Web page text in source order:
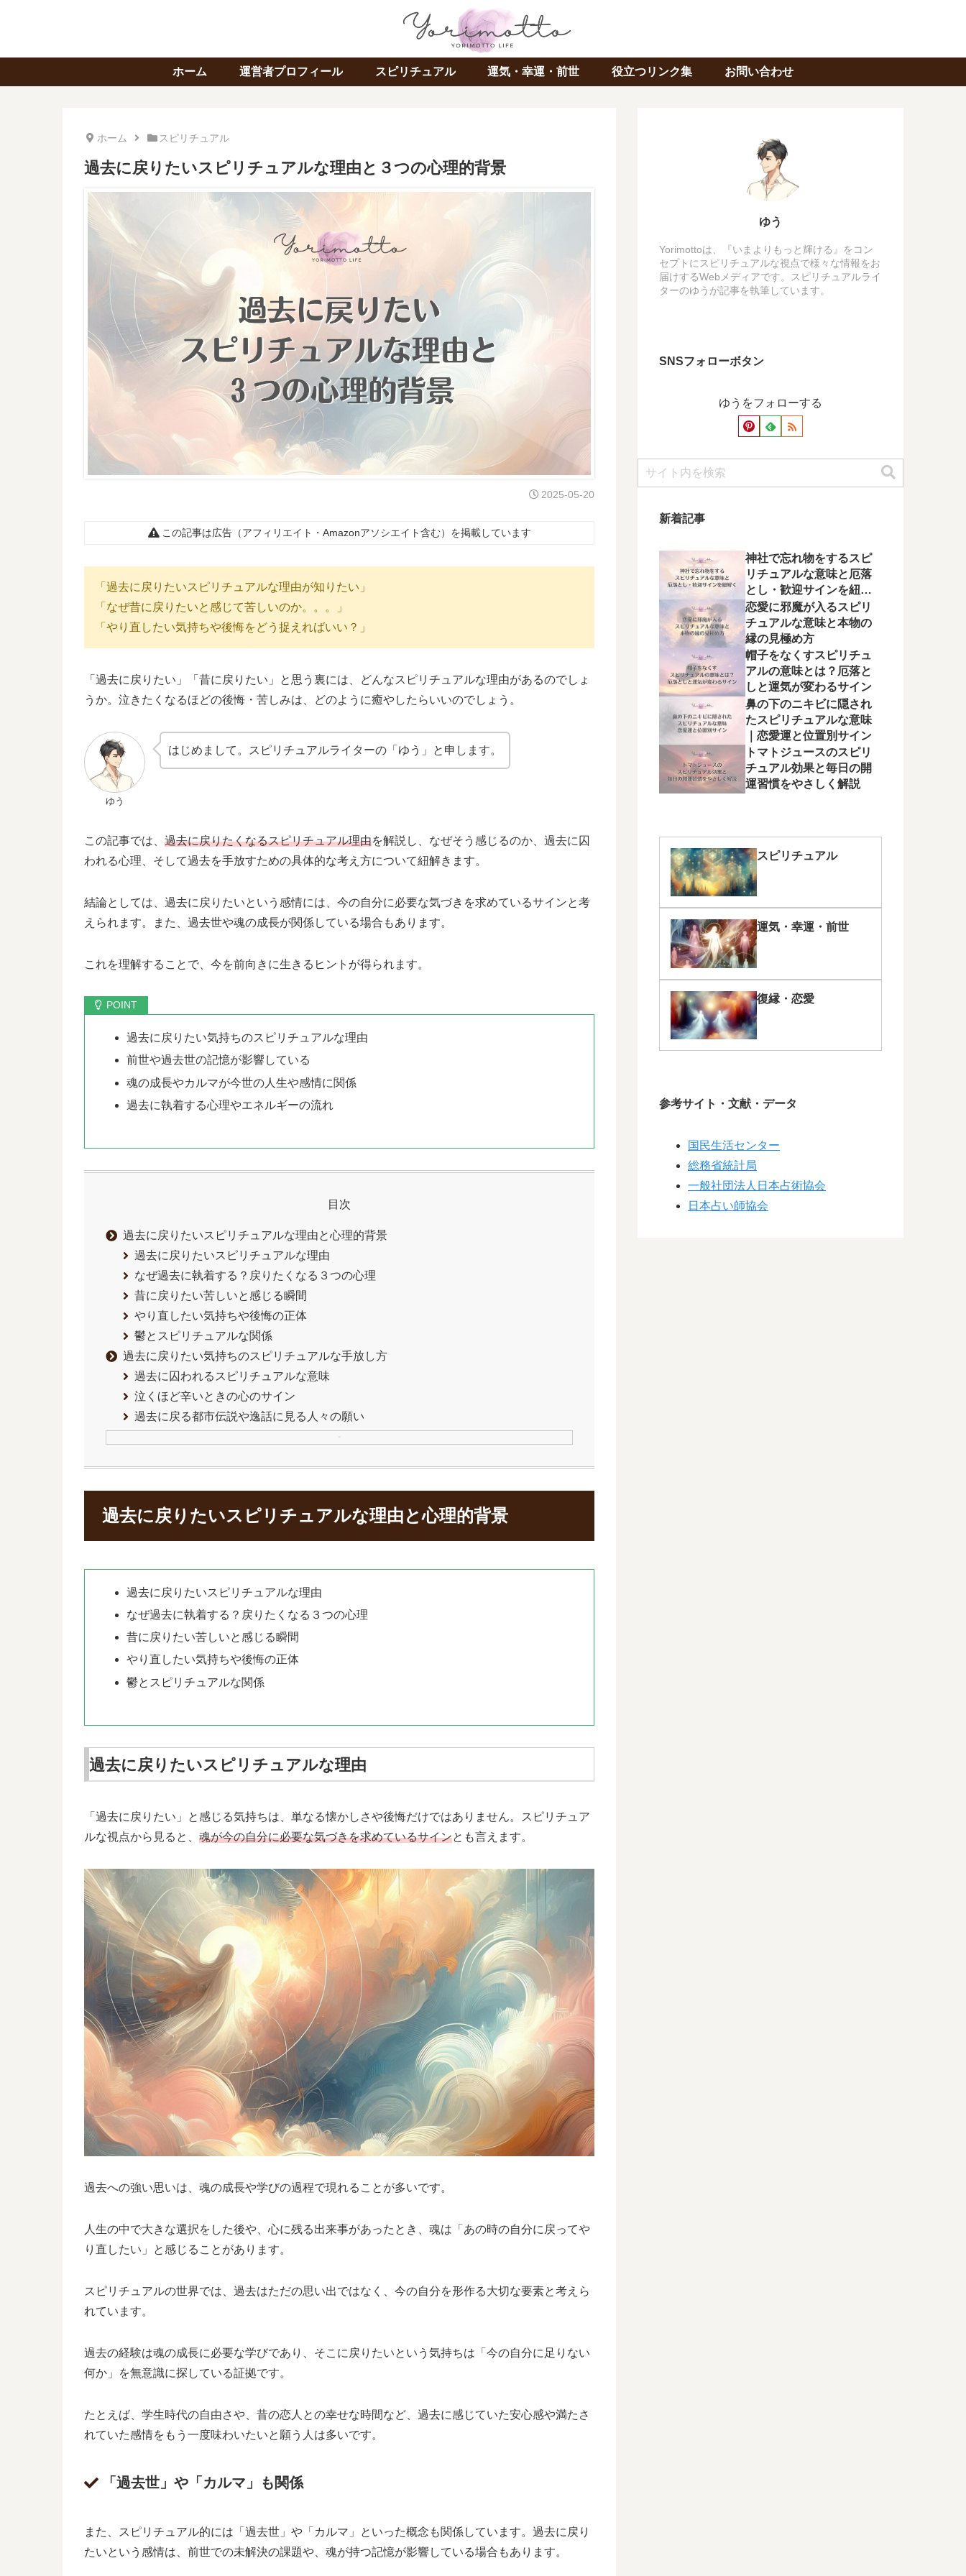
ホーム 運営者プロフィール スピリチュアル 運気・幸運・前世 役立つリンク集 お問い合わせ
ホーム スピリチュアル
過去に戻りたいスピリチュアルな理由と３つの心理的背景
2025-05-20
この記事は広告（アフィリエイト・Amazonアソシエイト含む）を掲載しています
「過去に戻りたいスピリチュアルな理由が知りたい」
「なぜ昔に戻りたいと感じて苦しいのか。。。」
「やり直したい気持ちや後悔をどう捉えればいい？」
「過去に戻りたい」「昔に戻りたい」と思う裏には、どんなスピリチュアルな理由があるのでしょ
うか。泣きたくなるほどの後悔・苦しみは、どのように癒やしたらいいのでしょう。
ゆう
はじめまして。スピリチュアルライターの「ゆう」と申します。
この記事では、 過去に戻りたくなるスピリチュアル理由を解説し、なぜそう感じるのか、過去に囚
われる心理、そして過去を手放すための具体的な考え方について紐解きます。
結論としては、過去に戻りたいという感情には、今の自分に必要な気づきを求めているサインと考
えられます。また、過去世や魂の成長が関係している場合もあります。
これを理解することで、今を前向きに生きるヒントが得られます。
過去に戻りたい気持ちのスピリチュアルな理由
前世や過去世の記憶が影響している
魂の成長やカルマが今世の人生や感情に関係
過去に執着する心理やエネルギーの流れ
目次
過去に戻りたいスピリチュアルな理由と心理的背景
過去に戻りたいスピリチュアルな理由
なぜ過去に執着する？戻りたくなる３つの心理
昔に戻りたい苦しいと感じる瞬間
やり直したい気持ちや後悔の正体
鬱とスピリチュアルな関係
過去に戻りたい気持ちのスピリチュアルな手放し方
過去に囚われるスピリチュアルな意味
泣くほど辛いときの心のサイン
過去に戻る都市伝説や逸話に見る人々の願い
過去に戻りたいスピリチュアルな理由と心理的背景
過去に戻りたいスピリチュアルな理由
なぜ過去に執着する？戻りたくなる３つの心理
昔に戻りたい苦しいと感じる瞬間
やり直したい気持ちや後悔の正体
鬱とスピリチュアルな関係
過去に戻りたいスピリチュアルな理由
「過去に戻りたい」と感じる気持ちは、単なる懐かしさや後悔だけではありません。スピリチュア
ルな視点から見ると、 魂が今の自分に必要な気づきを求めているサインとも言えます。
過去への強い思いは、魂の成長や学びの過程で現れることが多いです。
人生の中で大きな選択をした後や、心に残る出来事があったとき、魂は「あの時の自分に戻ってや
り直したい」と感じることがあります。
スピリチュアルの世界では、過去はただの思い出ではなく、今の自分を形作る大切な要素と考えら
れています。
過去の経験は魂の成長に必要な学びであり、そこに戻りたいという気持ちは「今の自分に足りない
何か」を無意識に探している証拠です。
たとえば、学生時代の自由さや、昔の恋人との幸せな時間など、過去に感じていた安心感や満たさ
れていた感情をもう一度味わいたいと願う人は多いです。
「過去世」や「カルマ」も関係
また、スピリチュアル的には「過去世」や「カルマ」といった概念も関係しています。過去に戻り
たいという感情は、前世での未解決の課題や、魂が持つ記憶が影響している場合もあります。
ゆう
Yorimottoは、『いまよりもっと輝ける』をコン
セプトにスピリチュアルな視点で様々な情報をお
届けするWebメディアです。スピリチュアルライ
ターのゆうが記事を執筆しています。
SNSフォローボタン
ゆうをフォローする
新着記事
神社で忘れ物をするスピ
リチュアルな意味と厄落
とし・歓迎サインを紐解
く
恋愛に邪魔が入るスピリ
チュアルな意味と本物の
縁の見極め方
帽子をなくすスピリチュ
アルの意味とは？厄落と
しと運気が変わるサイン
鼻の下のニキビに隠され
たスピリチュアルな意味
｜恋愛運と位置別サイン
トマトジュースのスピリ
チュアル効果と毎日の開
運習慣をやさしく解説
スピリチュアル
運気・幸運・前世
復縁・恋愛
参考サイト・文献・データ
国民生活センター
総務省統計局
一般社団法人日本占術協会
日本占い師協会